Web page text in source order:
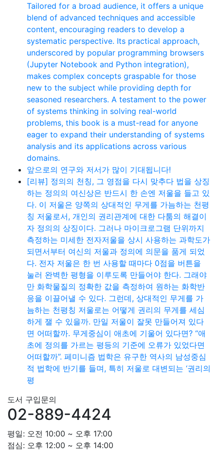
Tailored for a broad audience, it offers a unique
blend of advanced techniques and accessible
content, encouraging readers to develop a
systematic perspective. Its practical approach,
underscored by popular programming browsers
(Jupyter Notebook and Python integration),
makes complex concepts graspable for those
new to the subject while providing depth for
seasoned researchers. A testament to the power
of systems thinking in solving real-world
problems, this book is a must-read for anyone
eager to expand their understanding of systems
analysis and its applications across various
domains.
앞으로의 연구와 저서가 많이 기대됩니다!
[리뷰] 정의의 천칭, 그 영점을 다시 맞추다 법을 상징
하는 정의의 여신상은 반드시 한 손엔 저울을 들고 있
다. 이 저울은 양쪽의 상대적인 무게를 가늠하는 천평
칭 저울로서, 개인의 권리관계에 대한 다툼의 해결이
자 정의의 상징이다. 그러나 마이크로그램 단위까지
측정하는 미세한 전자저울을 상시 사용하는 과학도가
되면서부터 여신의 저울과 정의에 의문을 품게 되었
다. 전자 저울은 한 번 사용할 때마다 0점을 버튼을
눌러 완벽한 평형을 이루도록 만들어야 한다. 그래야
만 화학물질의 정확한 값을 측정하여 원하는 화학반
응을 이끌어낼 수 있다. 그런데, 상대적인 무게를 가
늠하는 천평칭 저울로는 어떻게 권리의 무게를 세심
하게 잴 수 있을까. 만일 저울이 잘못 만들어져 있다
면 어떠할까. 무게중심이 애초에 기울어 있다면? “애
초에 정의를 가르는 평등의 기준에 오류가 있었다면
어떠할까”. 페미니즘 법학은 유구한 역사의 남성중심
적 법학에 반기를 들며, 특히 저울로 대변되는 ‘권리의
평
도서 구입문의
02-889-4424
평일: 오전 10:00 ~ 오후 17:00
점심: 오후 12:00 ~ 오후 14:00